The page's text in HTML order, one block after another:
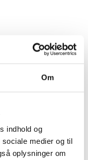
Om
indhold og
medier og til
oplysninger om